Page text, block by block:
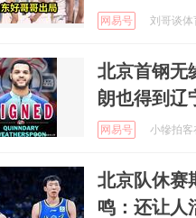
网易号 刘哥谈
北京首钢无
朗也得到辽
网易号 小犙拍
北京队休赛
鸣：还让人